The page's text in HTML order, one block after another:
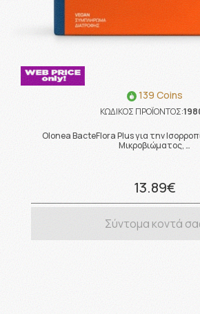
139 Coins
ΚΩΔΙΚΟΣ ΠΡΟΪΟΝΤΟΣ:
Olonea BacteFlora Plus για την
Μικροβιώματος, …
13.89€
Σύντομα κοντά